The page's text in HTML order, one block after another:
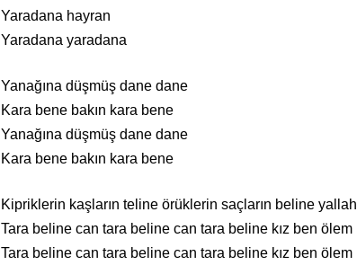
Yaradana hayran
Yaradana yaradana
Yanağına düşmüş dane dane
Kara bene bakın kara bene
Yanağına düşmüş dane dane
Kara bene bakın kara bene
Kipriklerin kaşların teline örüklerin saçların beline yallah
Tara beline can tara beline can tara beline kız ben ölem
Tara beline can tara beline can tara beline kız ben ölem